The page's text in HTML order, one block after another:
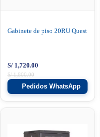
Gabinete de piso 20RU Quest
S/1,800.00
S/ 1,720.00
Pedidos WhatsApp